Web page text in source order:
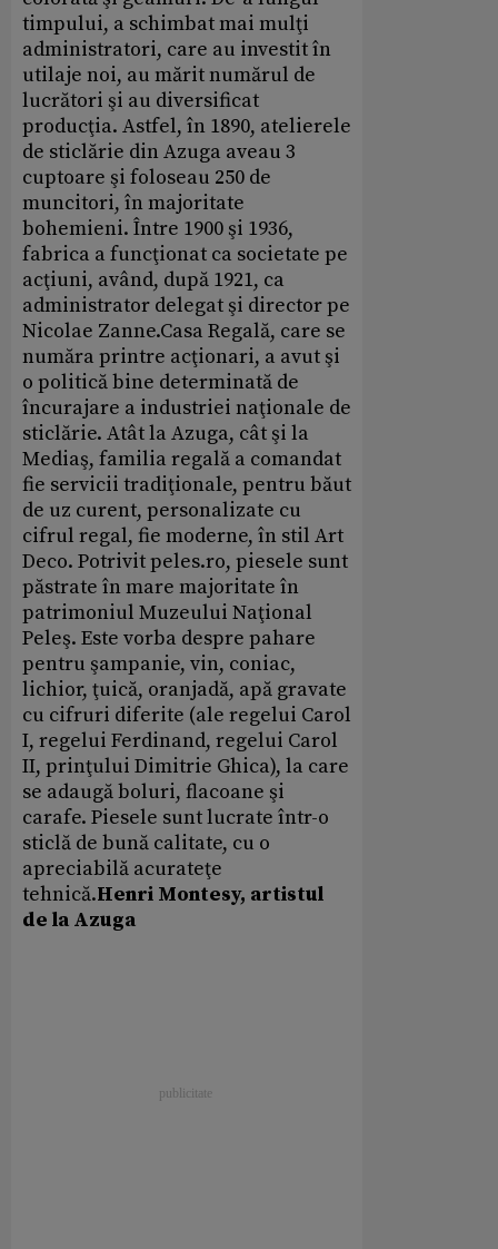
timpului, a schimbat mai mulţi
administratori, care au investit în
utilaje noi, au mărit numărul de
lucrători şi au diversificat
producţia. Astfel, în 1890, atelierele
de sticlărie din Azuga aveau 3
cuptoare şi foloseau 250 de
muncitori, în majoritate
bohemieni. Între 1900 şi 1936,
fabrica a funcţionat ca societate pe
acţiuni, având, după 1921, ca
administrator delegat şi director pe
Nicolae Zanne.Casa Regală, care se
număra printre acţionari, a avut şi
o politică bine determinată de
încurajare a industriei naţionale de
sticlărie. Atât la Azuga, cât şi la
Mediaş, familia regală a comandat
fie servicii tradiţionale, pentru băut
de uz curent, personalizate cu
cifrul regal, fie moderne, în stil Art
Deco. Potrivit peles.ro, piesele sunt
păstrate în mare majoritate în
patrimoniul Muzeului Naţional
Peleş. Este vorba despre pahare
pentru şampanie, vin, coniac,
lichior, ţuică, oranjadă, apă gravate
cu cifruri diferite (ale regelui Carol
I, regelui Ferdinand, regelui Carol
II, prinţului Dimitrie Ghica), la care
se adaugă boluri, flacoane şi
carafe. Piesele sunt lucrate într-o
sticlă de bună calitate, cu o
apreciabilă acurateţe
tehnică.Henri Montesy, artistul
de la Azuga